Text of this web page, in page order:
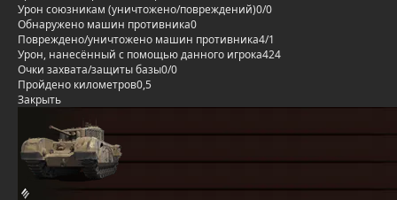
Урон союзникам (уничтожено/повреждений)0/0
Обнаружено машин противника0
Повреждено/уничтожено машин противника4/1
Урон, нанесённый с помощью данного игрока424
Очки захвата/защиты базы0/0
Пройдено километров0,5
Закрыть